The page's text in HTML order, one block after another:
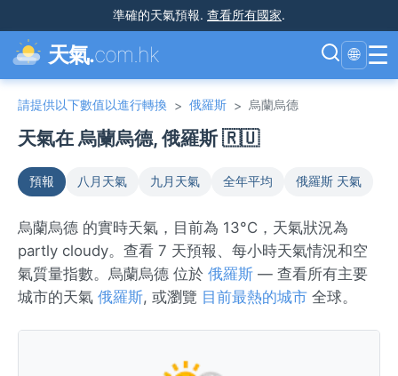
準確的天氣預報. 查看所有國家.
天氣.com.hk 🌐 ☰
請提供以下數值以進行轉換 > 俄羅斯 > 烏蘭烏德
天氣在 烏蘭烏德, 俄羅斯 🇷🇺
預報 八月天氣 九月天氣 全年平均 俄羅斯 天氣
烏蘭烏德 的實時天氣，目前為 13°C，天氣狀況為
partly cloudy。查看 7 天預報、每小時天氣情況和空
氣質量指數。烏蘭烏德 位於 俄羅斯 — 查看所有主要
城市的天氣 俄羅斯, 或瀏覽 目前最熱的城市 全球。